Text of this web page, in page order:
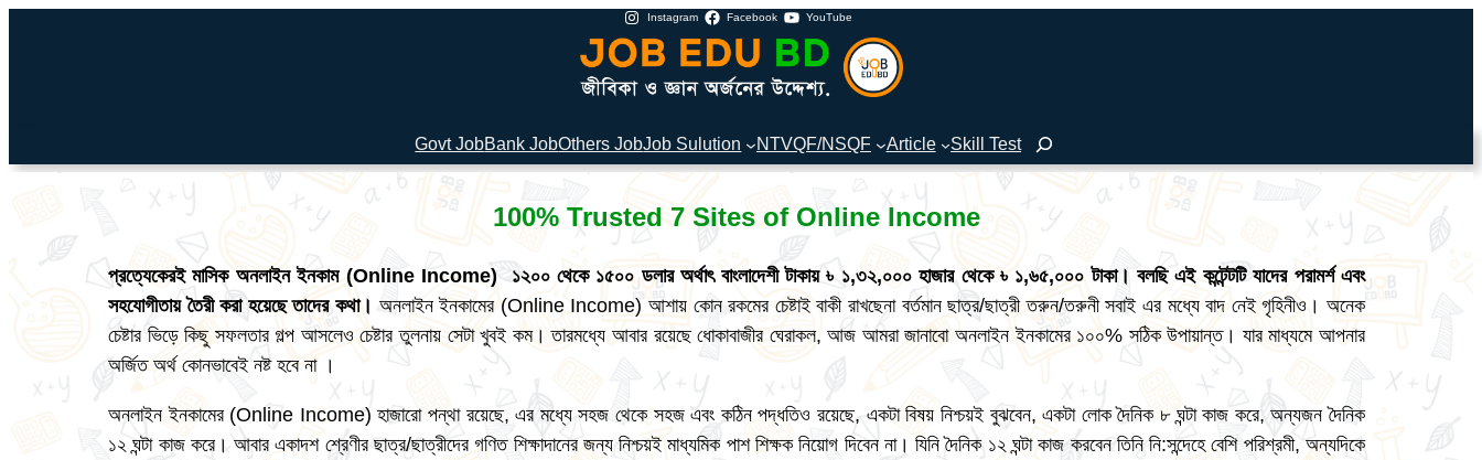
Instagram Facebook YouTube
Govt JobBank JobOthers JobJob Sulution NTVQF/NSQF Article Skill Test
100% Trusted 7 Sites of Online Income
প্রত্যেকেরই মাসিক অনলাইন ইনকাম (Online Income) ১২০০ থেকে ১৫০০ ডলার অর্থাৎ বাংলাদেশী টাকায় ৳ ১,৩২,০০০ হাজার থেকে ৳ ১,৬৫,০০০ টাকা। বলছি এই কন্টেন্টটি যাদের পরামর্শ এবং
সহযোগীতায় তৈরী করা হয়েছে তাদের কথা। অনলাইন ইনকামের (Online Income) আশায় কোন রকমের চেষ্টাই বাকী রাখছেনা বর্তমান ছাত্র/ছাত্রী তরুন/তরুনী সবাই এর মধ্যে বাদ নেই গৃহিনীও। অনেক
চেষ্টার ভিড়ে কিছু সফলতার গল্প আসলেও চেষ্টার তুলনায় সেটা খুবই কম। তারমধ্যে আবার রয়েছে ধোকাবাজীর ঘেরাকল, আজ আমরা জানাবো অনলাইন ইনকামের ১০০% সঠিক উপায়ান্ত। যার মাধ্যমে আপনার
অর্জিত অর্থ কোনভাবেই নষ্ট হবে না ।
অনলাইন ইনকামের (Online Income) হাজারো পন্থা রয়েছে, এর মধ্যে সহজ থেকে সহজ এবং কঠিন পদ্ধতিও রয়েছে, একটা বিষয় নিশ্চয়ই বুঝবেন, একটা লোক দৈনিক ৮ ঘন্টা কাজ করে, অন্যজন দৈনিক
১২ ঘন্টা কাজ করে। আবার একাদশ শ্রেণীর ছাত্র/ছাত্রীদের গণিত শিক্ষাদানের জন্য নিশ্চয়ই মাধ্যমিক পাশ শিক্ষক নিয়োগ দিবেন না। যিনি দৈনিক ১২ ঘন্টা কাজ করবেন তিনি নি:সন্দেহে বেশি পরিশ্রমী, অন্যদিকে